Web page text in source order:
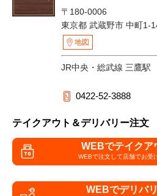
〒180-0006
東京都 武蔵野市 中町1-
地図
JR中央・総武線 三鷹駅
0422-52-3888
テイクアウト＆デリバリー注文
WEBでテイクア
WEBで注文して店舗でお受
WEBでデリバ